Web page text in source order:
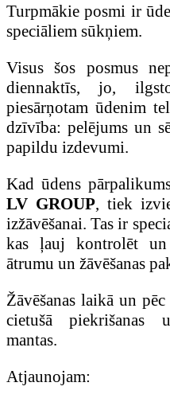
Turpmākie posmi ir
speciāliem sūkņiem.
Visus šos posmus
diennaktīs, jo,
piesārņotam ūdenim
dzīvība: pelējums un
papildu izdevumi.
Kad ūdens
LV GROUP, tiek
izžāvēšanai. Tas ir
kas ļauj kontrolēt un
ātrumu un žāvēšanas
Žāvēšanas laikā un
cietušā piekrišanas
mantas.
Atjaunojam: